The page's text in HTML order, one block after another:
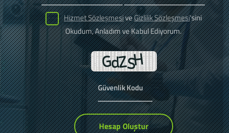
Hizmet SözleşmesiveGizlilik Sözleşmesi'sini
Okudum, Anladım ve Kabul Ediyorum.
Hesap Oluştur